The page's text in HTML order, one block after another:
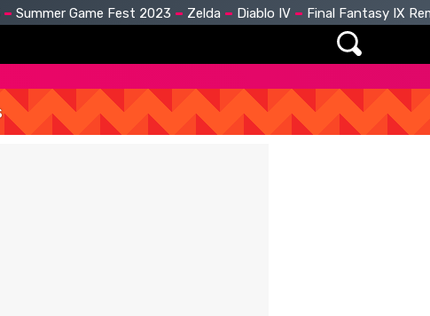
Summer Game Fest 2023 Zelda Diablo IV Final Fantasy IX